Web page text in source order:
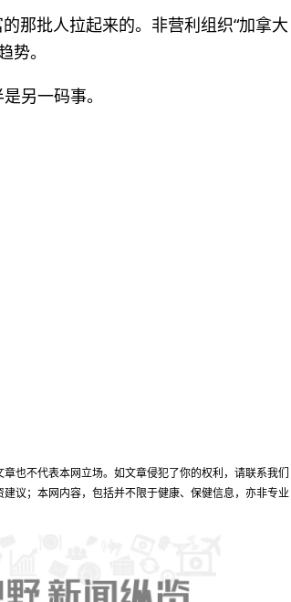
那批人拉起来的。非营利组织“加拿大
势。
另一码事。
也不代表本网立场。如文章侵犯了你的权利，请联系我们
议；本网内容，包括并不限于健康、保健信息，亦非专业